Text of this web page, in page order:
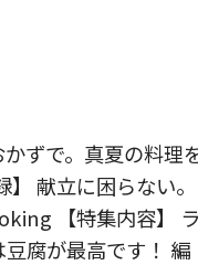
ずで。真夏の料理
献立に困らない。
【特集内容】
腐が最高です！ 編